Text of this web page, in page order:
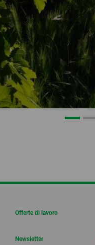
Offerte di lavoro
Newsletter